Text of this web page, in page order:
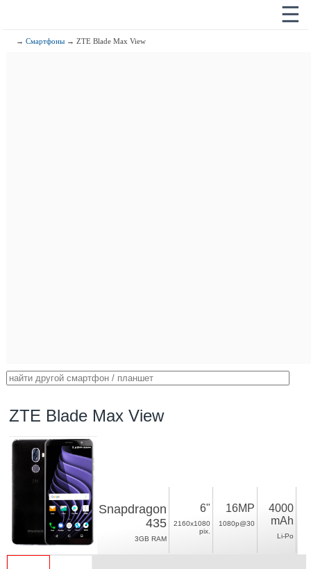
☰
→Смартфоны → ZTE Blade Max View
ZTE Blade Max View
Snapdragon
435
3GB RAM
6"
2160x1080
pix.
16MP
1080p@30
4000
mAh
Li-Po